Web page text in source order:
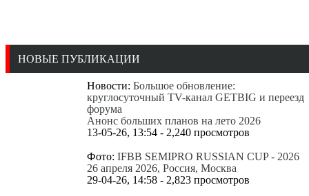
НОВЫЕ ПУБЛИКАЦИИ
Новости: Большое обновление:
круглосуточный TV-канал GETBIG и переезд
форума
Анонс больших планов на лето 2026
13-05-26, 13:54 - 2,240 просмотров
Фото: IFBB SEMIPRO RUSSIAN CUP - 2026
26 апреля 2026, Россия, Москва
29-04-26, 14:58 - 2,823 просмотров